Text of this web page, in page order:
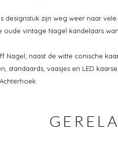
zijn weg weer naar
vintage Nagel kandelaars
naast de witte conische
standaards, vaasjes en LED